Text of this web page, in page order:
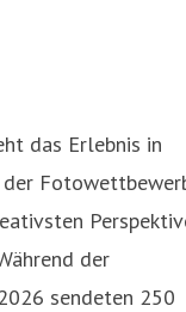
das Erlebnis in
der
sendeten 250